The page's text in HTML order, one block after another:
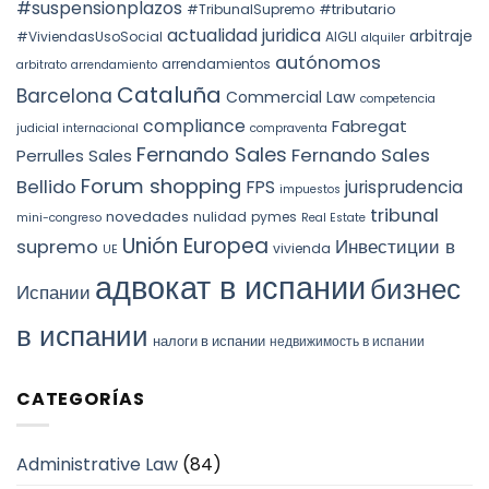
DOCTRINE,
indefinida
#suspensionplazos #TribunalSupremo #tributario
#ViviendasUsoSocial actualidad juridica AIGLI alquiler arbitraje
arbitrato arrendamiento arrendamientos autónomos
Barcelona Cataluña Commercial Law competencia
judicial internacional compliance compraventa Fabregat
Perrulles Sales Fernando Sales Fernando Sales
Bellido Forum shopping FPS impuestos jurisprudencia
mini-congreso novedades nulidad pymes Real Estate tribunal
supremo UE Unión Europea vivienda Инвестиции в
Испании адвокат в испаниибизнес
в испании налоги в испании недвижимость в испании
CATEGORÍAS
Administrative Law (84)